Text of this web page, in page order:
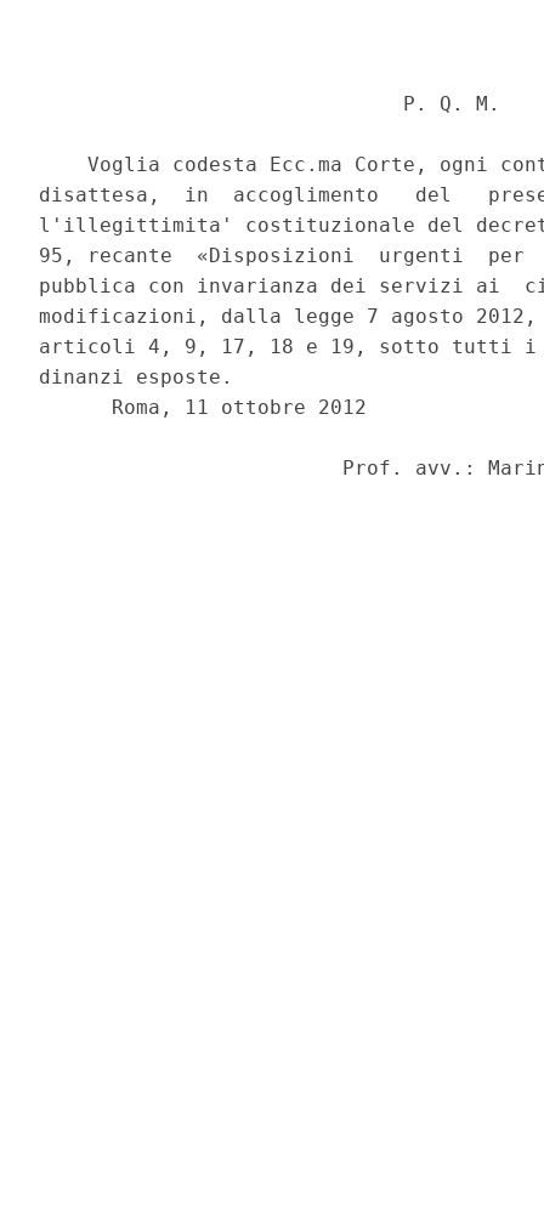
                              P. Q. M.
Voglia codesta Ecc.ma Corte, ogni
disattesa,  in  accoglimento   del
l'illegittimita' costituzionale del
95, recante  «Disposizioni  urgenti
pubblica con invarianza dei servizi ai
modificazioni, dalla legge 7 agosto
articoli 4, 9, 17, 18 e 19, sotto tutti
dinanzi esposte.
      Roma, 11 ottobre 2012
Prof. avv.: